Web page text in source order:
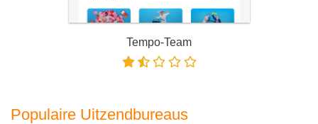
Tempo-Team
Populaire Uitzendbureaus